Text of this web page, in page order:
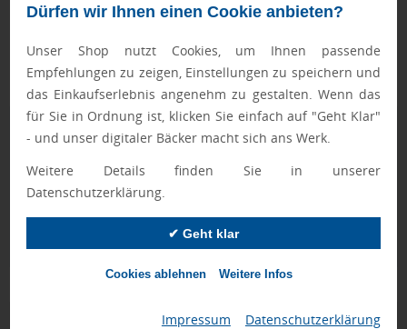
Dürfen wir Ihnen einen Cookie anbieten?
Unser Shop nutzt Cookies, um Ihnen passende
Empfehlungen zu zeigen, Einstellungen zu speichern und
das Einkaufserlebnis angenehm zu gestalten. Wenn das
für Sie in Ordnung ist, klicken Sie einfach auf "Geht Klar"
- und unser digitaler Bäcker macht sich ans Werk.
Weitere Details finden Sie in unserer
Datenschutzerklärung.
✔ Geht klar
Cookies ablehnen Weitere Infos
Impressum Datenschutzerklärung
• Druck: 4C-Quality Digital inklusive
Als Muster-Exemplare werden produktionsgleiche Artikel
aus den Vorjahren versendet.
Muster wird mit einem Beispieldruck geliefert.
Geprüft von Ewa
schaffen es in den Shop.Mehr erfahren
Ewa Engel,
Qualitätssicherung